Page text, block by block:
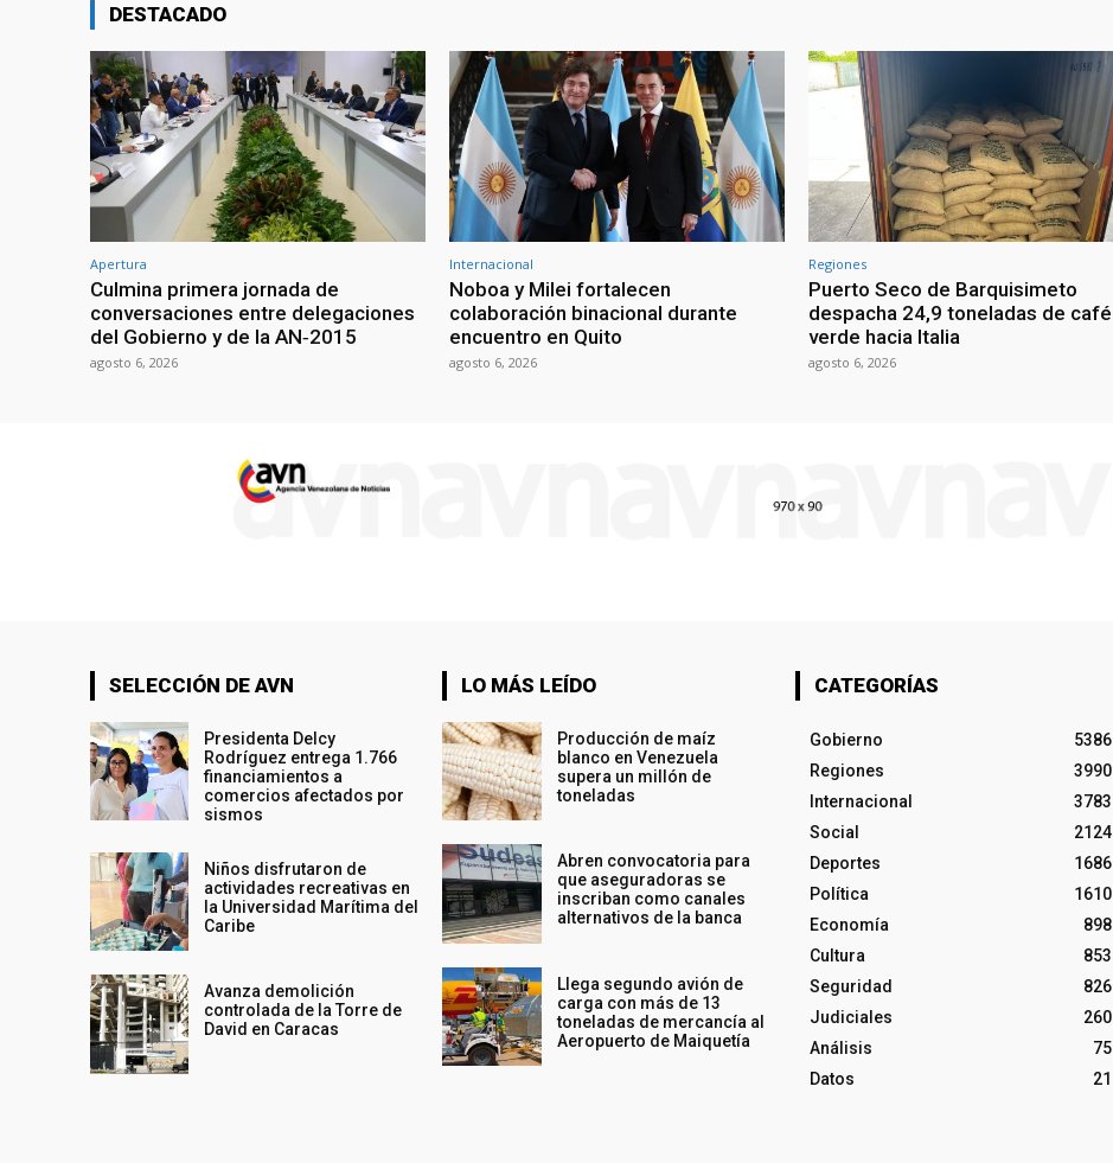
DESTACADO
Apertura
Culmina primera jornada de
conversaciones entre delegaciones
del Gobierno y de la AN‑2015
agosto 6, 2026
Internacional
Noboa y Milei fortalecen
colaboración binacional durante
encuentro en Quito
agosto 6, 2026
Regiones
Puerto Seco de Barquisimeto
despacha 24,9 toneladas de café
verde hacia Italia
agosto 6, 2026
SELECCIÓN DE AVN
Presidenta Delcy
Rodríguez entrega 1.766
financiamientos a
comercios afectados por
sismos
Niños disfrutaron de
actividades recreativas en
la Universidad Marítima del
Caribe
Avanza demolición
controlada de la Torre de
David en Caracas
LO MÁS LEÍDO
Producción de maíz
blanco en Venezuela
supera un millón de
toneladas
Abren convocatoria para
que aseguradoras se
inscriban como canales
alternativos de la banca
Llega segundo avión de
carga con más de 13
toneladas de mercancía al
Aeropuerto de Maiquetía
CATEGORÍAS
Gobierno
5386
Regiones
3990
Internacional
3783
Social
2124
Deportes
1686
Política
1610
Economía
898
Cultura
853
Seguridad
826
Judiciales
260
Análisis
75
Datos
21